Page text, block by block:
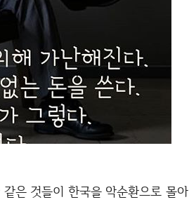
은 것들이 한국을 악순환으로 몰아